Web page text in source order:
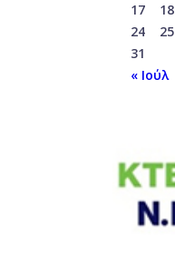
17
18
24
25
31
« Ιούλ